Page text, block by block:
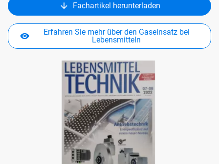
Fachartikel herunterladen
Erfahren Sie mehr über den Gaseinsatz bei
Lebensmitteln